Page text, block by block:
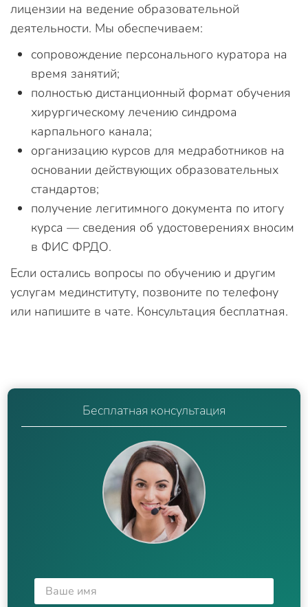
лицензии на ведение образовательной
деятельности. Мы обеспечиваем:
сопровождение персонального куратора на
время занятий;
полностью дистанционный формат обучения
хирургическому лечению синдрома
карпального канала;
организацию курсов для медработников на
основании действующих образовательных
стандартов;
получение легитимного документа по итогу
курса — сведения об удостоверениях вносим
в ФИС ФРДО.
Если остались вопросы по обучению и другим
услугам мединституту, позвоните по телефону
или напишите в чате. Консультация бесплатная.
Бесплатная консультация